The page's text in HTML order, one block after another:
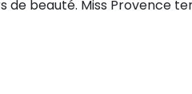
de beauté. Miss Provence